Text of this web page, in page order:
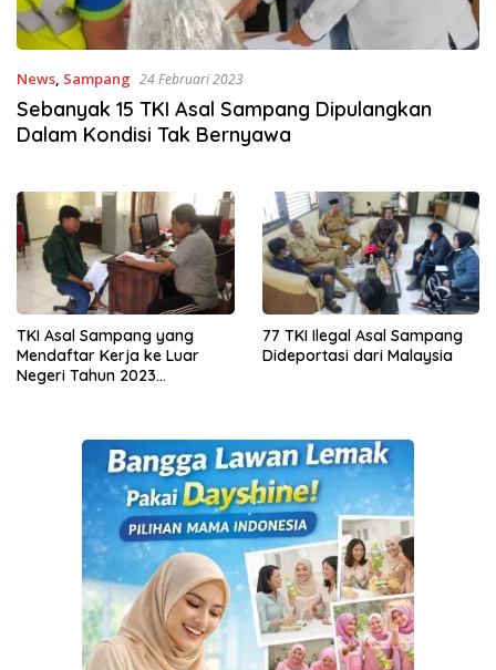
News, Sampang 24 Februari 2023
Sebanyak 15 TKI Asal Sampang Dipulangkan
Dalam Kondisi Tak Bernyawa
TKI Asal Sampang yang
Mendaftar Kerja ke Luar
Negeri Tahun 2023
77 TKI Ilegal Asal Sampang
Dideportasi dari Malaysia